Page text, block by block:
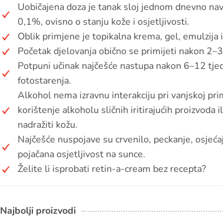
Uobičajena doza je tanak sloj jednom dnevno
0,1%, ovisno o stanju kože i osjetljivosti.
Oblik primjene je topikalna krema, gel, emulzija
Početak djelovanja obično se primijeti nakon
Potpuni učinak najčešće nastupa nakon 6–12
fotostarenja.
Alkohol nema izravnu interakciju pri vanjskoj
korištenje alkoholu sličnih iritirajućih proizvoda
nadražiti kožu.
Najčešće nuspojave su crvenilo, peckanje,
pojačana osjetljivost na sunce.
Želite li isprobati retin-a-cream bez recepta?
Najbolji proizvodi